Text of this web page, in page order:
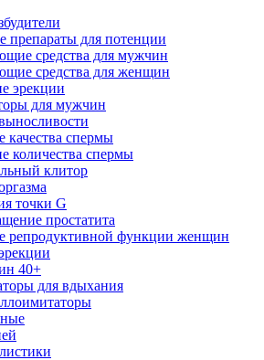
препараты для потенции
средства для мужчин
средства для женщин
эрекции
для мужчин
качества спермы
количества спермы
клитор
точки G
простатита
репродуктивной функции женщин
40+
для вдыхания